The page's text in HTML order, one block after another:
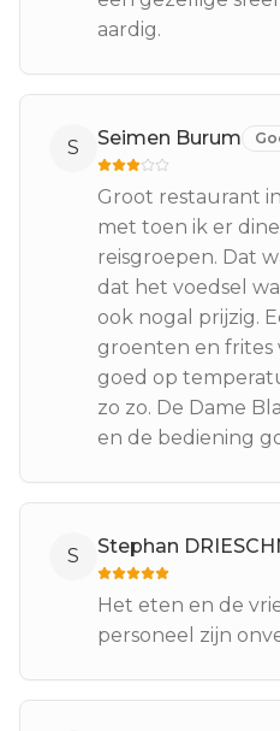
aardig.
S Seimen Burum
Groot restaurant
met toen ik er
reisgroepen. Dat
dat het voedsel
ook nogal prijzig.
groenten en frites
goed op
zo zo. De Dame
en de bediening
S Stephan
Het eten en de
personeel zijn